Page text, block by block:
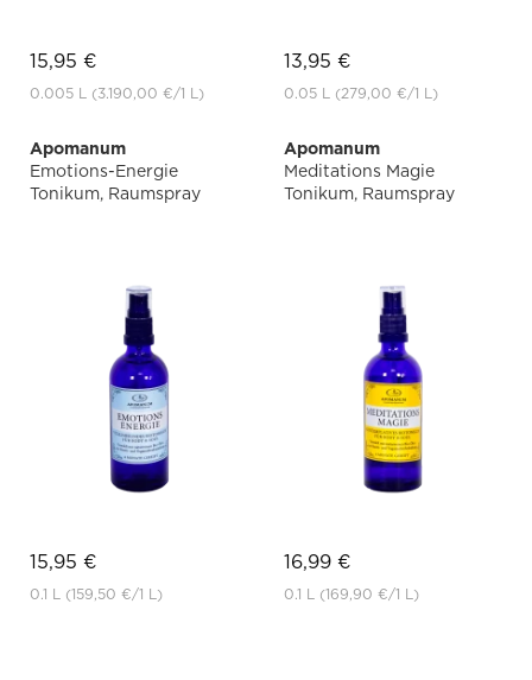
15,95 €
0.005 L (3.190,00 €/1 L)
13,95 €
0.05 L (279,00 €/1 L)
Apomanum
Emotions-Energie
Tonikum, Raumspray
15,95 €
0.1 L (159,50 €/1 L)
Apomanum
Meditations Magie
Tonikum, Raumspray
16,99 €
0.1 L (169,90 €/1 L)